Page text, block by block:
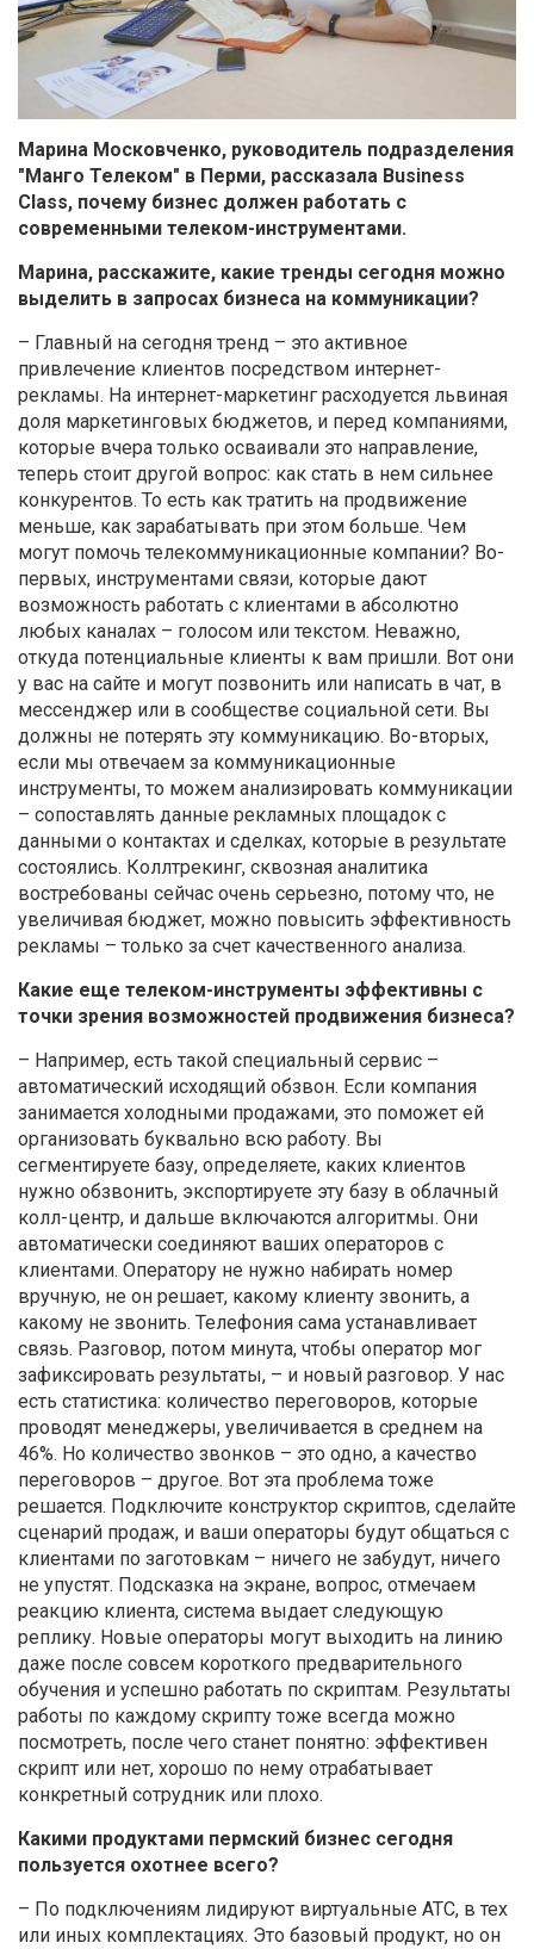
Марина Московченко, руководитель подразделения
"Манго Телеком" в Перми, рассказала Business
Class, почему бизнес должен работать с
современными телеком-инструментами.
Марина, расскажите, какие тренды сегодня можно
выделить в запросах бизнеса на коммуникации?
– Главный на сегодня тренд – это активное
привлечение клиентов посредством интернет-
рекламы. На интернет-маркетинг расходуется львиная
доля маркетинговых бюджетов, и перед компаниями,
которые вчера только осваивали это направление,
теперь стоит другой вопрос: как стать в нем сильнее
конкурентов. То есть как тратить на продвижение
меньше, как зарабатывать при этом больше. Чем
могут помочь телекоммуникационные компании? Во-
первых, инструментами связи, которые дают
возможность работать с клиентами в абсолютно
любых каналах – голосом или текстом. Неважно,
откуда потенциальные клиенты к вам пришли. Вот они
у вас на сайте и могут позвонить или написать в чат, в
мессенджер или в сообществе социальной сети. Вы
должны не потерять эту коммуникацию. Во-вторых,
если мы отвечаем за коммуникационные
инструменты, то можем анализировать коммуникации
– сопоставлять данные рекламных площадок с
данными о контактах и сделках, которые в результате
состоялись. Коллтрекинг, сквозная аналитика
востребованы сейчас очень серьезно, потому что, не
увеличивая бюджет, можно повысить эффективность
рекламы – только за счет качественного анализа.
Какие еще телеком-инструменты эффективны с
точки зрения возможностей продвижения бизнеса?
– Например, есть такой специальный сервис –
автоматический исходящий обзвон. Если компания
занимается холодными продажами, это поможет ей
организовать буквально всю работу. Вы
сегментируете базу, определяете, каких клиентов
нужно обзвонить, экспортируете эту базу в облачный
колл-центр, и дальше включаются алгоритмы. Они
автоматически соединяют ваших операторов с
клиентами. Оператору не нужно набирать номер
вручную, не он решает, какому клиенту звонить, а
какому не звонить. Телефония сама устанавливает
связь. Разговор, потом минута, чтобы оператор мог
зафиксировать результаты, – и новый разговор. У нас
есть статистика: количество переговоров, которые
проводят менеджеры, увеличивается в среднем на
46%. Но количество звонков – это одно, а качество
переговоров – другое. Вот эта проблема тоже
решается. Подключите конструктор скриптов, сделайте
сценарий продаж, и ваши операторы будут общаться с
клиентами по заготовкам – ничего не забудут, ничего
не упустят. Подсказка на экране, вопрос, отмечаем
реакцию клиента, система выдает следующую
реплику. Новые операторы могут выходить на линию
даже после совсем короткого предварительного
обучения и успешно работать по скриптам. Результаты
работы по каждому скрипту тоже всегда можно
посмотреть, после чего станет понятно: эффективен
скрипт или нет, хорошо по нему отрабатывает
конкретный сотрудник или плохо.
Какими продуктами пермский бизнес сегодня
пользуется охотнее всего?
– По подключениям лидируют виртуальные АТС, в тех
или иных комплектациях. Это базовый продукт, но он